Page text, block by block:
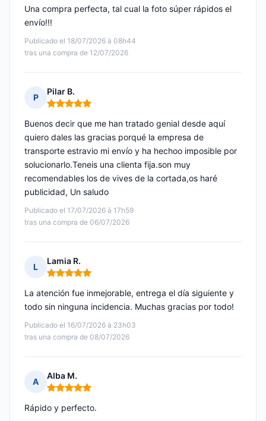
Publicado el 18/07/2026 à 08h44
tras una compra de 12/07/2026
Una compra perfecta, tal cual la foto súper rápidos el
envío!!!
P
Pilar B.
Nota: 5 de 5
Publicado el 17/07/2026 à 17h59
tras una compra de 06/07/2026
Buenos decir que me han tratado genial desde aquí
quiero dales las gracias porqué la empresa de
transporte estravio mi envío y ha hechoo imposible por
solucionarlo.Teneis una clienta fija.son muy
recomendables los de vives de la cortada,os haré
publicidad, Un saludo
L
Lamia R.
Nota: 5 de 5
Publicado el 16/07/2026 à 23h03
tras una compra de 08/07/2026
La atención fue inmejorable, entrega el día siguiente y
todo sin ninguna incidencia. Muchas gracias por todo!
A
Alba M.
Nota: 5 de 5
Rápido y perfecto.